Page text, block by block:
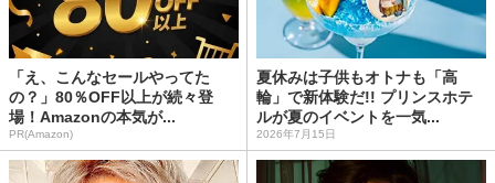
「え、こんなセールやってた
の？」80％OFF以上が続々登
場！Amazonの本気が...
PR(Amazon)
夏休みは子供もオトナも「高
輪」で新体験だ!! プリンスホテ
ルが夏のイベントを一気...
2026年7月15日